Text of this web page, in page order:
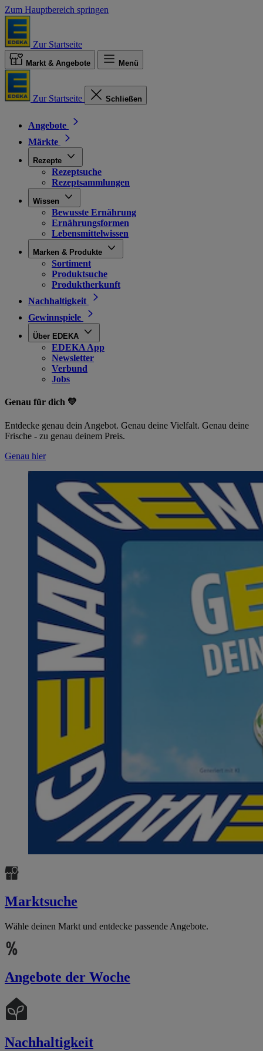
Zum Hauptbereich springen
Zur Startseite
Markt & Angebote Menü
Zur Startseite Schließen
Angebote
Märkte
Rezepte
Rezeptsuche
Rezeptsammlungen
Wissen
Bewusste Ernährung
Ernährungsformen
Lebensmittelwissen
Marken & Produkte
Sortiment
Produktsuche
Produktherkunft
Nachhaltigkeit
Gewinnspiele
Über EDEKA
EDEKA App
Newsletter
Verbund
Jobs
Genau für dich 💛
Entdecke genau dein Angebot. Genau deine Vielfalt. Genau deine
Frische - zu genau deinem Preis.
Genau hier
Marktsuche
Wähle deinen Markt und entdecke passende Angebote.
Angebote der Woche
Nachhaltigkeit